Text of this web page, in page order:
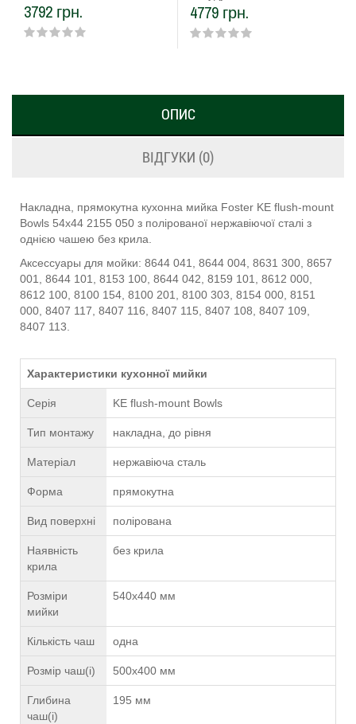
3792 грн. 4779 грн.
ОПИС
ВІДГУКИ (0)
Накладна, прямокутна кухонна мийка Foster KE flush-mount
Bowls 54х44 2155 050 з полірованої нержавіючої сталі з
однією чашею без крила.
Аксессуары для мойки: 8644 041, 8644 004, 8631 300, 8657
001, 8644 101, 8153 100, 8644 042, 8159 101, 8612 000,
8612 100, 8100 154, 8100 201, 8100 303, 8154 000, 8151
000, 8407 117, 8407 116, 8407 115, 8407 108, 8407 109,
8407 113.
Характеристики кухонної мийки
Серія KE flush-mount Bowls
Тип монтажу накладна, до рівня
Матеріал нержавіюча сталь
Форма прямокутна
Вид поверхні полірована
Наявність
крила
без крила
Розміри
мийки
540x440 мм
Кількість чаш одна
Розмір чаш(і) 500х400 мм
Глибина
чаш(і)
195 мм